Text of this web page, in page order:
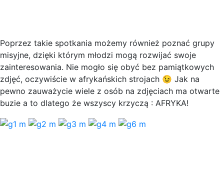
Poprzez takie spotkania możemy również poznać grupy
misyjne, dzięki którym młodzi mogą rozwijać swoje
zainteresowania. Nie mogło się obyć bez pamiątkowych
zdjęć, oczywiście w afrykańskich strojach 😉 Jak na
pewno zauważycie wiele z osób na zdjęciach ma otwarte
buzie a to dlatego że wszyscy krzyczą : AFRYKA!